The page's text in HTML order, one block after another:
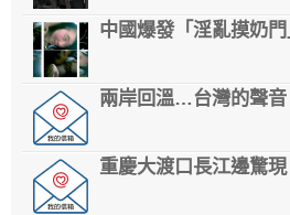
中國爆發「淫亂摸奶
兩岸回溫…台灣的聲音
重慶大渡口長江邊驚